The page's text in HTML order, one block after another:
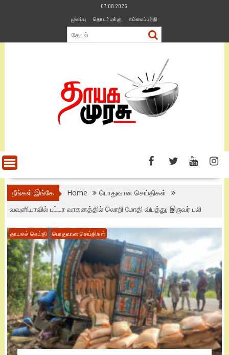
07.08.2026
முகப்பு
தொடர்புக்கு எம்மைப்பற்றி
நீங்கள் இங்கே Home
பொதுவான செய்திகள்
வவுனியாவில் பட்டா வாகனத்தில் லொறி மோதி விபத்து; இருவர் பலி
தாயகச் செய்தி பொதுவான செய்திகள்